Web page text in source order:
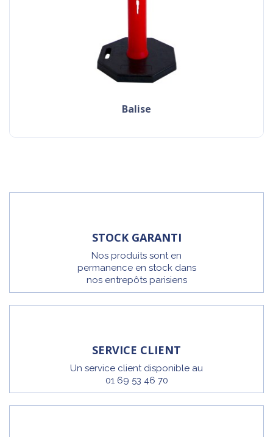
balise
STOCK GARANTI
Nos produits sont en
permanence en stock dans
nos entrepôts parisiens
SERVICE CLIENT
Un service client disponible au
01 69 53 46 70